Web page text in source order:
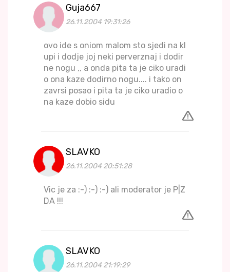
Guja667
26.11.2004 19:31:26
ovo ide s oniom malom sto sjedi na kl
upi i dodje joj neki perverznaj i dodir
ne nogu ,, a onda pita ta je ciko uradi
o ona kaze dodirno nogu.... i tako on
zavrsi posao i pita ta je ciko uradio o
na kaze dobio sidu
SLAVKO
26.11.2004 20:51:28
Vic je za :-) :-) :-) ali moderator je P|Z
DA !!!
SLAVKO
26.11.2004 21:19:29